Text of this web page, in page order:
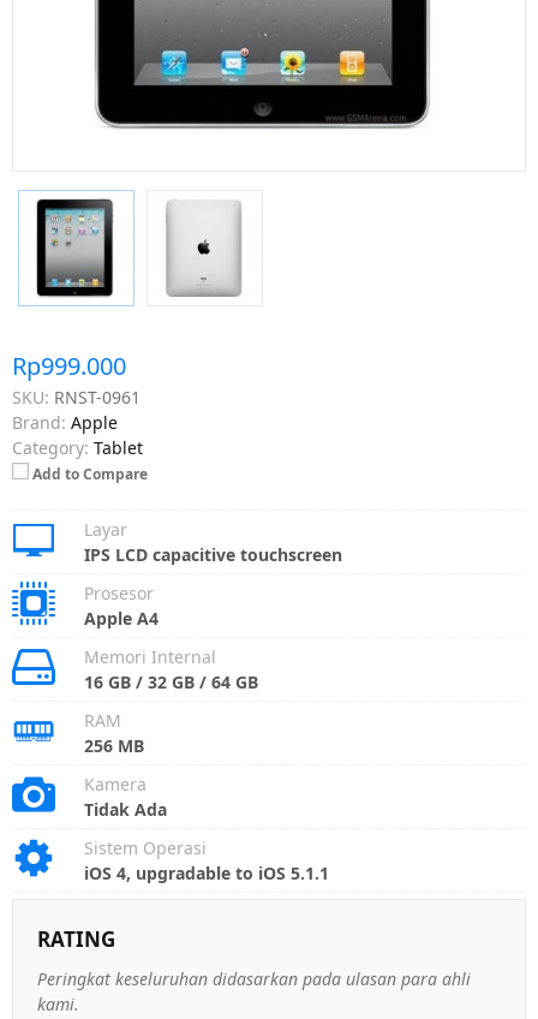
Rp999.000
SKU: RNST-0961
Brand: Apple
Category: Tablet
Add to Compare
Layar
IPS LCD capacitive touchscreen
Prosesor
Apple A4
Memori Internal
16 GB / 32 GB / 64 GB
RAM
256 MB
Kamera
Tidak Ada
Sistem Operasi
iOS 4, upgradable to iOS 5.1.1
RATING
Peringkat keseluruhan didasarkan pada ulasan para ahli
kami.